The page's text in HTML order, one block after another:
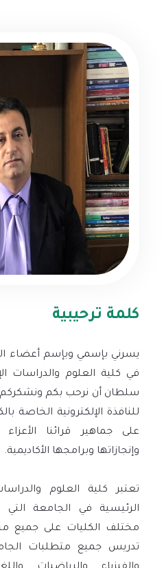
كلمة ترحيبية
يسرني بإسمي وبإسم أعضاء
في كلية العلوم والدراسات
سلطان أن نرحب بكم ونشكركم
للنافذة الإلكترونية الخاصة
على جماهير قرائنا
وإنجازاتها وبرامجها الأكاديمية.
تعتبر كلية العلوم
الرئيسية في الجامعة
مختلف الكليات على جميع
تدريس جميع متطلبات